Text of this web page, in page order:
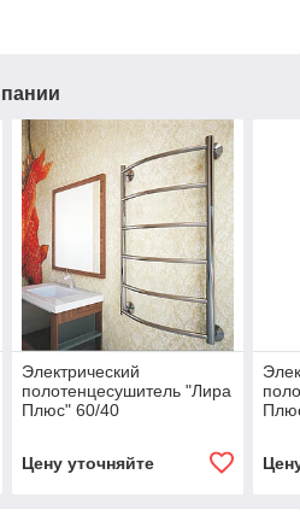
Электрический
полотенцесушитель "Лира
Плюс" 60/40
Цену уточняйте